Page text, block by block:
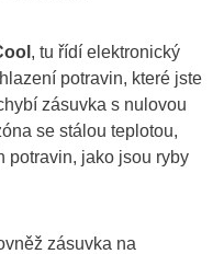
, tu řídí elektronický
potravin, které jste
zásuvka s nulovou
se stálou teplotou,
potravin, jako jsou ryby
zásuvka na